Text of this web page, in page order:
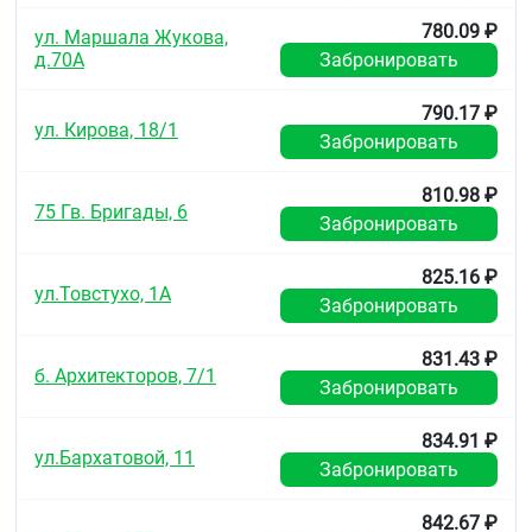
возраста, вызванных различными причинами:
кровотечения
повышенная потребность в железе
недостаточность поступления железа с пищей
или нарушение его всасывания.
Анемии, не связанные с дефицитом железа
язвенная болезнь желудка и
двенадцатиперстной кишки в стадии
интоксикация свинцом
повышенная чувствительность к компонентам
интоксикация медью или марганцем, болезнь
ул. Маршала Жукова,
д.70А
780.09 ₽
Забронировать
ул. Кирова, 18/1
790.17 ₽
Забронировать
75 Гв. Бригады, 6
810.98 ₽
Забронировать
ул.Товстухо, 1А
825.16 ₽
Забронировать
б. Архитекторов, 7/1
831.43 ₽
Забронировать
ул.Бархатовой, 11
834.91 ₽
Забронировать
842.67 ₽